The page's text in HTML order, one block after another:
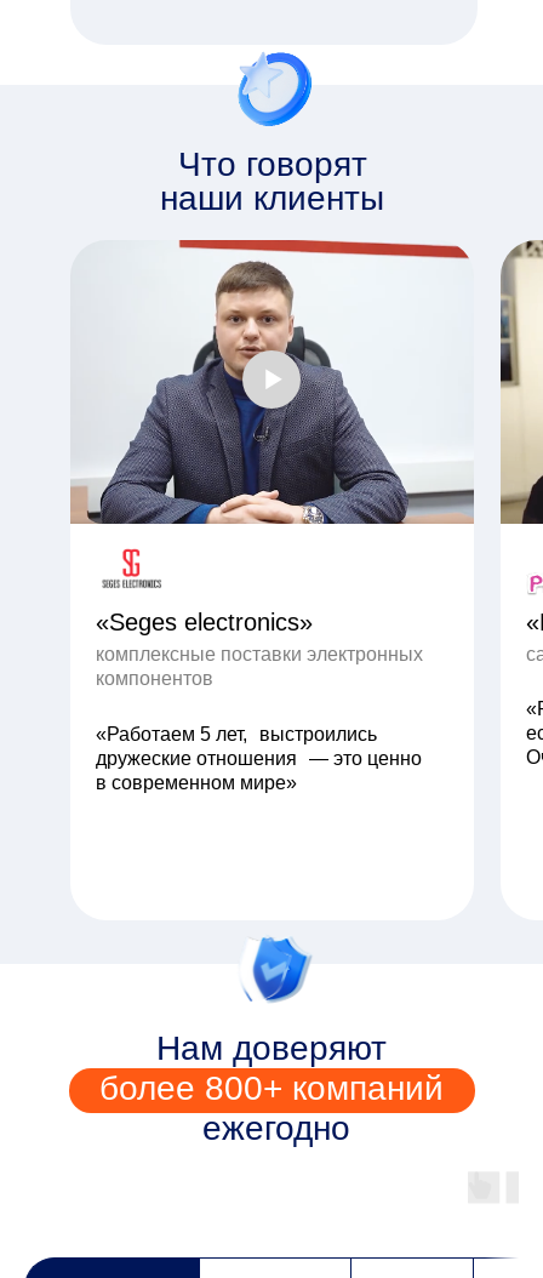
Что говорят
наши клиенты
«Seges electronics»
«Работаем 5 лет, выстроились
дружеские отношения — это ценно
в современном мире»
комплексные поставки электронных
компонентов
Нам доверяют
более 800+ компаний
ежегодно